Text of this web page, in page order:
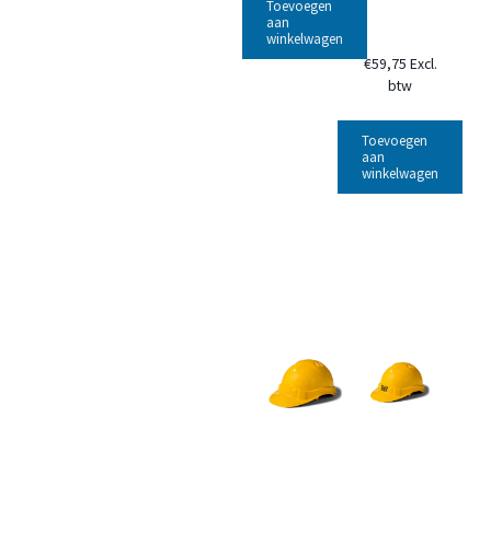
Toevoegen
aan
winkelwagen
€59,75 Excl.
btw
Toevoegen
aan
winkelwagen